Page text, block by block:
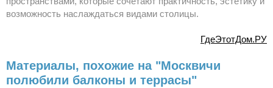
возможность наслаждаться видами столицы.
ГдеЭтотДом.РУ
Материалы, похожие на "Москвичи
полюбили балконы и террасы"